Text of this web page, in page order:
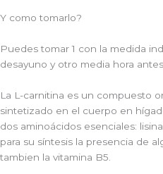
Y como tomarlo?
Puedes tomar 1 con la medida
desayuno y otro media hora
La L-carnitina es un compuesto
sintetizado en el cuerpo en
dos aminoácidos esenciales:
para su síntesis la presencia de
tambien la vitamina B5.